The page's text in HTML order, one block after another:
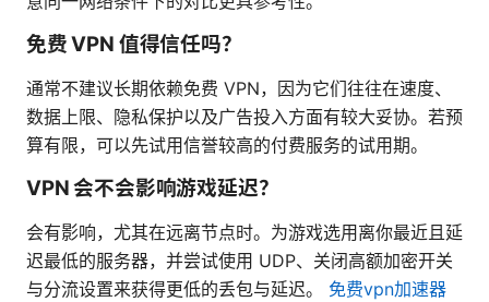
免费 VPN 值得信任吗？
通常不建议长期依赖免费 VPN，因为它们往往在速度、
数据上限、隐私保护以及广告投入方面有较大妥协。若预
算有限，可以先试用信誉较高的付费服务的试用期。
VPN 会不会影响游戏延迟？
会有影响，尤其在远离节点时。为游戏选用离你最近且延
迟最低的服务器，并尝试使用 UDP、关闭高额加密开关
与分流设置来获得更低的丢包与延迟。 免费vpn加速器